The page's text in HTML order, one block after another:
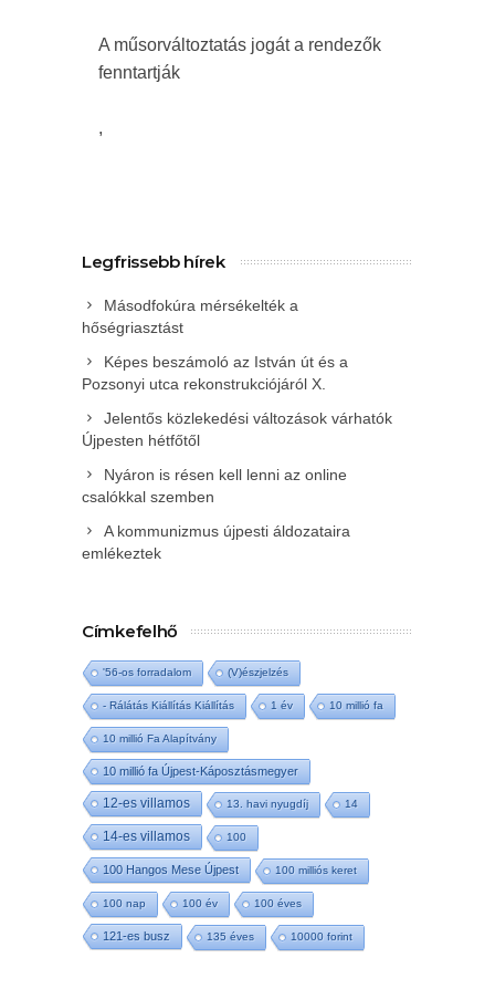
A műsorváltoztatás jogát a rendezők
fenntartják
,
Legfrissebb hírek
Másodfokúra mérsékelték a
hőségriasztást
Képes beszámoló az István út és a
Pozsonyi utca rekonstrukciójáról X.
Jelentős közlekedési változások várhatók
Újpesten hétfőtől
Nyáron is résen kell lenni az online
csalókkal szemben
A kommunizmus újpesti áldozataira
emlékeztek
Címkefelhő
'56-os forradalom (V)észjelzés
- Rálátás Kiállítás Kiállítás 1 év 10 millió fa
10 millió Fa Alapítvány
10 millió fa Újpest-Káposztásmegyer
12-es villamos 13. havi nyugdíj 14
14-es villamos 100
100 Hangos Mese Újpest 100 milliós keret
100 nap 100 év 100 éves
121-es busz 135 éves 10000 forint